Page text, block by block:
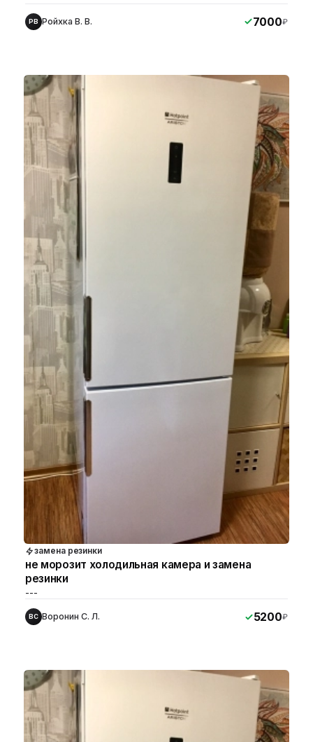
РВ Ройхка В. В. 7000₽
замена резинки
не морозит холодильная камера и замена
резинки
---
ВС Воронин С. Л. 5200₽